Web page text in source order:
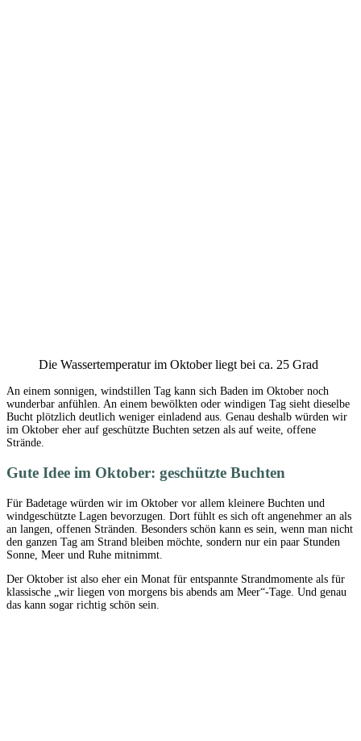
Die Wassertemperatur im Oktober liegt bei ca. 25 Grad
An einem sonnigen, windstillen Tag kann sich Baden im Oktober noch
wunderbar anfühlen. An einem bewölkten oder windigen Tag sieht dieselbe
Bucht plötzlich deutlich weniger einladend aus. Genau deshalb würden wir
im Oktober eher auf geschützte Buchten setzen als auf weite, offene
Strände.
Gute Idee im Oktober: geschützte Buchten
Für Badetage würden wir im Oktober vor allem kleinere Buchten und
windgeschützte Lagen bevorzugen. Dort fühlt es sich oft angenehmer an als
an langen, offenen Stränden. Besonders schön kann es sein, wenn man nicht
den ganzen Tag am Strand bleiben möchte, sondern nur ein paar Stunden
Sonne, Meer und Ruhe mitnimmt.
Der Oktober ist also eher ein Monat für entspannte Strandmomente als für
klassische „wir liegen von morgens bis abends am Meer“-Tage. Und genau
das kann sogar richtig schön sein.